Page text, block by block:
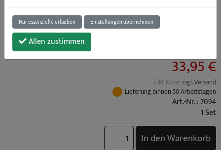
33,95 €
inkl. Mwstzzgl. Versand
Lieferung binnen 50 Arbeitstagen
Art.-Nr. : 7094
1 Set
In den Warenkorb
Nur essenzielle erlauben Einstellungen übernehmen
Allen zustimmen